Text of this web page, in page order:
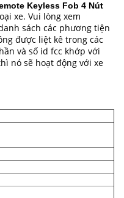
Keyless Fob 4 Nút
xe. Vui lòng xem
sách các phương tiện
được liệt kê trong các
và số id fcc khớp với
nó sẽ hoạt động với xe